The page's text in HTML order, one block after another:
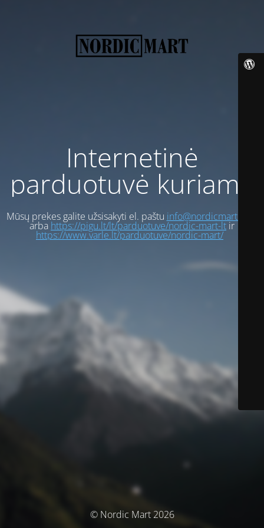
Internetinė
parduotuvė kuriama
Mūsų prekes galite užsisakyti el. paštu info@nordicmart.com
arba https://pigu.lt/lt/parduotuve/nordic-mart-ltir
https://www.varle.lt/parduotuve/nordic-mart/
© Nordic Mart 2026